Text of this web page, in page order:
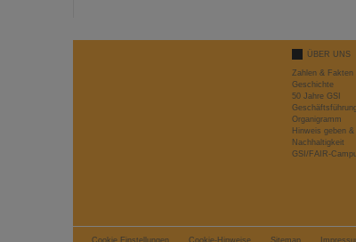
ÜBER UNS
Zahlen & Fakten
Geschichte
50 Jahre GSI
Organigramm
Hinweis geben
Nachhaltigkeit
GSI/FAIR-